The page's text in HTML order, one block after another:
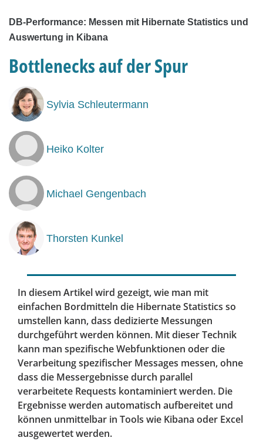
DB-Performance: Messen mit Hibernate Statistics und
Auswertung in Kibana
Bottlenecks auf der Spur
Sylvia Schleutermann
Heiko Kolter
Michael Gengenbach
Thorsten Kunkel
In diesem Artikel wird gezeigt, wie man mit
einfachen Bordmitteln die Hibernate Statistics so
umstellen kann, dass dedizierte Messungen
durchgeführt werden können. Mit dieser Technik
kann man spezifische Webfunktionen oder die
Verarbeitung spezifischer Messages messen, ohne
dass die Messergebnisse durch parallel
verarbeitete Requests kontaminiert werden. Die
Ergebnisse werden automatisch aufbereitet und
können unmittelbar in Tools wie Kibana oder Excel
ausgewertet werden.